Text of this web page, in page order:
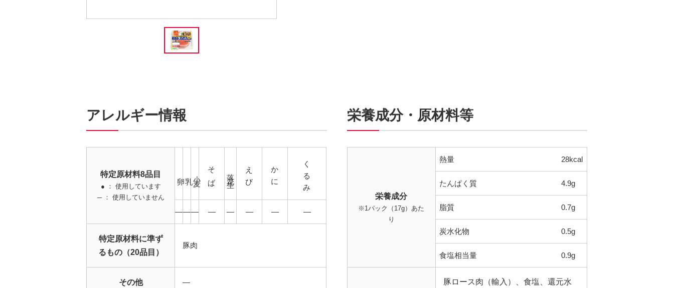
アレルギー情報
特定原材料8品目
● ： 使用しています
─ ： 使用していません
そば 落花生 えび かに くるみ
――― ― ― ― ― ―
特定原材料に準ず
るもの（20品目）
豚肉
その他 ―
栄養成分・原材料等
栄養成分
※1パック（17g）あた
り
熱量 28kcal
たんぱく質 4.9g
脂質 0.7g
炭水化物 0.5g
食塩相当量 0.9g
豚ロース肉（輸入）、食塩、還元水